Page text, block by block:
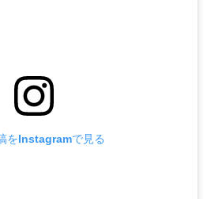
をInstagramで見る